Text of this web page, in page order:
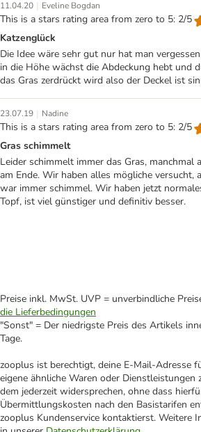
11.04.20 | Eveline Bogdan
This is a stars rating area from zero to 5: 2/5
Katzenglück
Die Idee wäre sehr gut nur hat man
in die Höhe wächst die Abdeckung hebt und
das Gras zerdrückt wird also der Deckel ist
23.07.19 | Nadine
This is a stars rating area from zero to 5: 2/5
Gras schimmelt
Leider schimmelt immer das Gras, manchmal
am Ende. Wir haben alles mögliche versucht,
war immer schimmel. Wir haben jetzt
Topf, ist viel günstiger und definitiv besser.
Preise inkl. MwSt. UVP = unverbindliche
die Lieferbedingungen
"Sonst" = Der niedrigste Preis des Artikels
Tage.
zooplus ist berechtigt, deine E-Mail-Adresse
eigene ähnliche Waren oder Dienstleistungen
dem jederzeit widersprechen, ohne dass
Übermittlungskosten nach den Basistarifen
zooplus Kundenservice kontaktierst. Weitere